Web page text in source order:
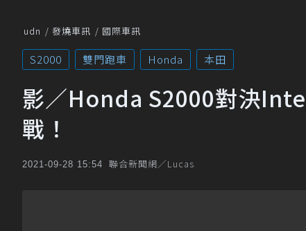
udn 發燒車訊 國際車訊
S2000 雙門跑車 Honda 本田
影／Honda S2000對決
戰！
2021-09-28 15:54 聯合新聞網／Lucas